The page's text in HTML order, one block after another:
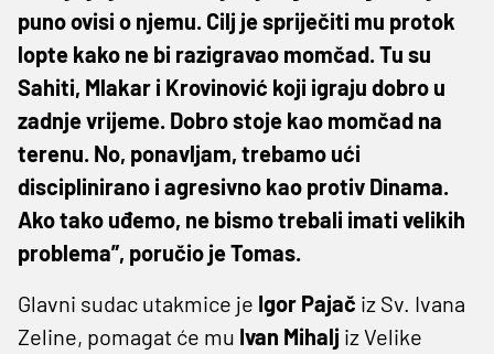
puno ovisi o njemu. Cilj je spriječiti mu protok
lopte kako ne bi razigravao momčad. Tu su
Sahiti, Mlakar i Krovinović koji igraju dobro u
zadnje vrijeme. Dobro stoje kao momčad na
terenu. No, ponavljam, trebamo ući
disciplinirano i agresivno kao protiv Dinama.
Ako tako uđemo, ne bismo trebali imati velikih
problema”, poručio je Tomas.
Glavni sudac utakmice je Igor Pajač iz Sv. Ivana
Zeline, pomagat će mu Ivan Mihalj iz Velike